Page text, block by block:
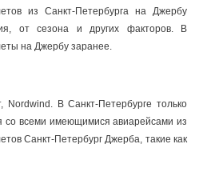
из Санкт-Петербурга на Джербу
от сезона и других факторов. В
на Джербу заранее.
В Санкт-Петербурге только
со всеми имеющимися авиарейсами из
Санкт-Петербург Джерба, такие как